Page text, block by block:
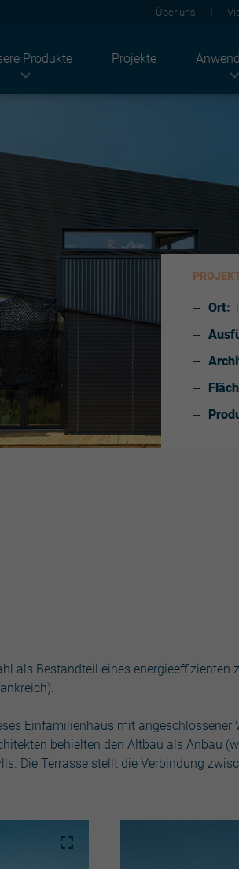
Produkte
JI Solar
Façade
Sandwichplatten
Kassettenprofile
Tragschale
Verzinkte Profile
Trockenbau
Light solutions
Zubehör
Projekte
Brandschutz
Renovierung
Beschichtung
Über uns
Ort:
als Bestandteil eines energieeffizienten
Einfamilienhaus mit
behielten den Altbau als Anbau
Die Terrasse stellt die Verbindung